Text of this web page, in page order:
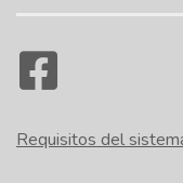
Requisitos del